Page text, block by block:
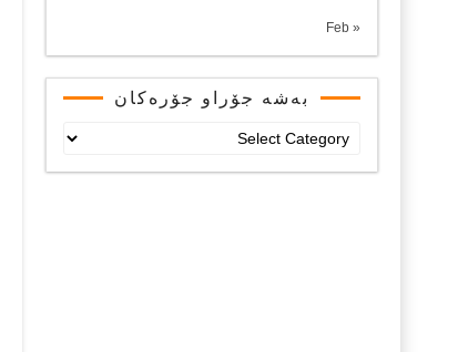
« Feb
بەشە جۆراو جۆرەکان
جۆرەکان